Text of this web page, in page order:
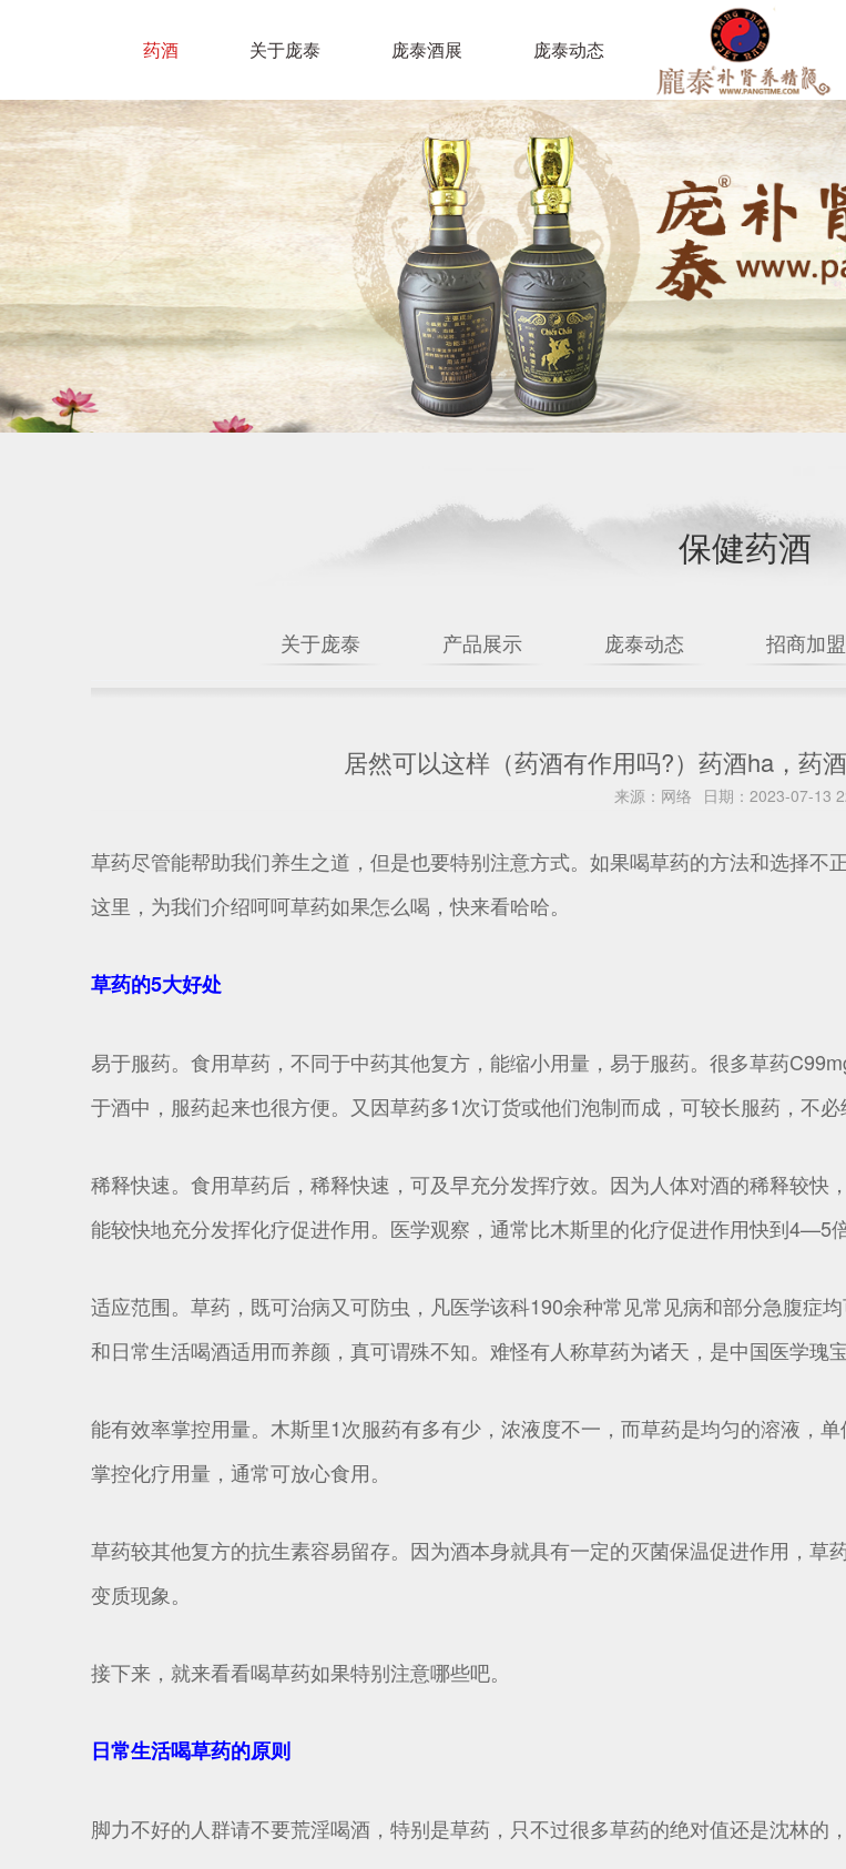
药酒 关于庞泰 庞泰酒展 庞泰动态
保健药酒
关于庞泰 产品展示 庞泰动态 招商加盟
居然可以这样（药酒有作用吗?）药酒ha，药
来源： 网络 日期： 2023-07-13
草药尽管能帮助我们养生之道，但是也要特别注意方式。如果喝草药的方法和选择
这里，为我们介绍呵呵草药如果怎么喝，快来看哈哈。
草药的5大好处
易于服药。食用草药，不同于中药其他复方，能缩小用量，易于服药。很多草药
于酒中，服药起来也很方便。又因草药多1次订货或他们泡制而成，可较长服药，不
稀释快速。食用草药后，稀释快速，可及早充分发挥疗效。因为人体对酒的稀释较快
能较快地充分发挥化疗促进作用。医学观察，通常比木斯里的化疗促进作用快到4—5
适应范围。草药，既可治病又可防虫，凡医学该科190余种常见常见病和部分急腹症
和日常生活喝酒适用而养颜，真可谓殊不知。难怪有人称草药为诸天，是中国医学瑰宝
能有效率掌控用量。木斯里1次服药有多有少，浓液度不一，而草药是均匀的溶液，
掌控化疗用量，通常可放心食用。
草药较其他复方的抗生素容易留存。因为酒本身就具有一定的灭菌保温促进作用，
变质现象。
接下来，就来看看喝草药如果特别注意哪些吧。
日常生活喝草药的原则
脚力不好的人群请不要荒淫喝酒，特别是草药，只不过很多草药的绝对值还是沈林的